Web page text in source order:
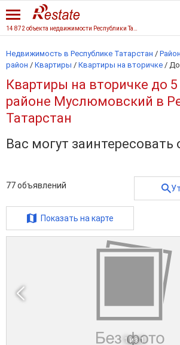
Недвижимость в Республике Татарстан /
район / Квартиры / Квартиры на вторичке / До
Квартиры на вторичке до
районе Муслюмовский в
Татарстан
Вас могут заинтересовать
77объявлений
Показать на карте
1 из 1